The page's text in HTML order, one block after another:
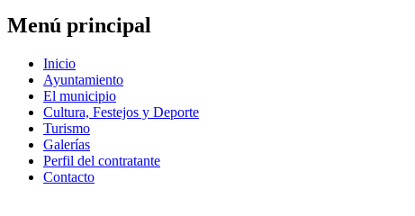
Menú principal
Inicio
Ayuntamiento
El municipio
Cultura, Festejos y Deporte
Turismo
Galerías
Perfil del contratante
Contacto